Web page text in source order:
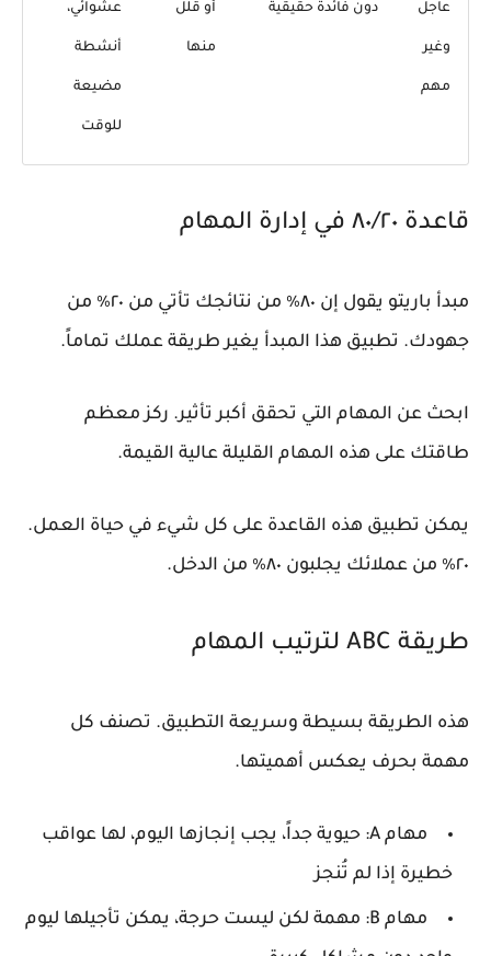
عاجل
وغير
مهم
دون فائدة حقيقية أو قلل
منها
عشوائي،
أنشطة
مضيعة
للوقت
قاعدة ٨٠/٢٠ في إدارة المهام
مبدأ باريتو يقول إن ٨٠٪ من نتائجك تأتي من ٢٠٪ من
جهودك. تطبيق هذا المبدأ يغير طريقة عملك تماماً.
ابحث عن المهام التي تحقق أكبر تأثير. ركز معظم
طاقتك على هذه المهام القليلة عالية القيمة.
يمكن تطبيق هذه القاعدة على كل شيء في حياة العمل.
٢٠٪ من عملائك يجلبون ٨٠٪ من الدخل.
طريقة ABC لترتيب المهام
هذه الطريقة بسيطة وسريعة التطبيق. تصنف كل
مهمة بحرف يعكس أهميتها.
مهام A: حيوية جداً، يجب إنجازها اليوم، لها عواقب
خطيرة إذا لم تُنجز
مهام B: مهمة لكن ليست حرجة، يمكن تأجيلها ليوم